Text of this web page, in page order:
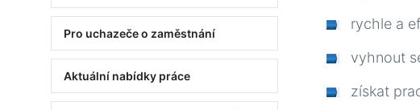
rychle a
vyhnout
získat
Pro uchazeče o zaměstnání
Аktuální nabídky práce